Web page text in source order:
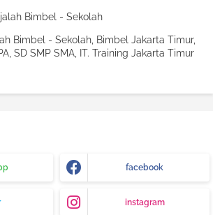
Bimbel - Sekolah, Bimbel Jakarta Timur,
SD SMP SMA, IT. Training Jakarta Timur
facebook
instagram